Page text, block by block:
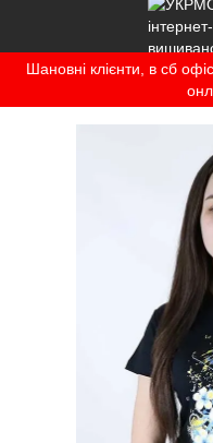
Шановні клієнти, в сб